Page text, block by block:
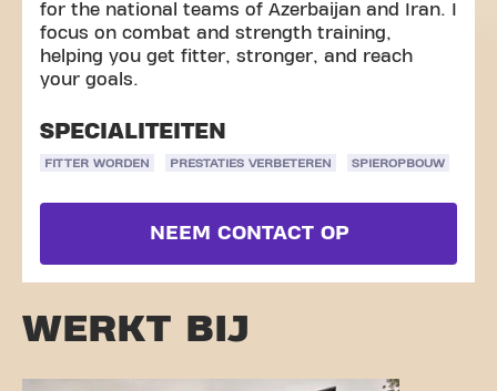
for the national teams of Azerbaijan and Iran. I
focus on combat and strength training,
helping you get fitter, stronger, and reach
your goals.
SPECIALITEITEN
FITTER WORDEN PRESTATIES VERBETEREN SPIEROPBOUW
NEEM CONTACT OP
WERKT BIJ